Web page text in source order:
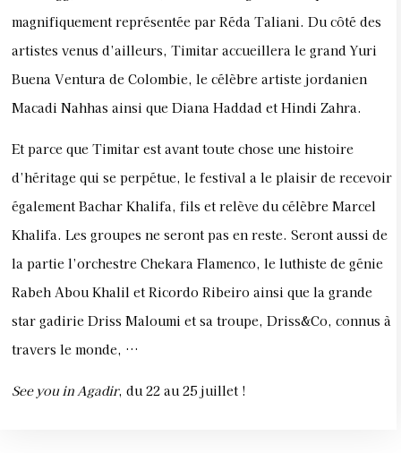
magnifiquement représentée par Réda Taliani. Du côté des
artistes venus d’ailleurs, Timitar accueillera le grand Yuri
Buena Ventura de Colombie, le célèbre artiste jordanien
Macadi Nahhas ainsi que Diana Haddad et Hindi Zahra.
Et parce que Timitar est avant toute chose une histoire
d’héritage qui se perpétue, le festival a le plaisir de recevoir
également Bachar Khalifa, fils et relève du célèbre Marcel
Khalifa. Les groupes ne seront pas en reste. Seront aussi de
la partie l’orchestre Chekara Flamenco, le luthiste de génie
Rabeh Abou Khalil et Ricordo Ribeiro ainsi que la grande
star gadirie Driss Maloumi et sa troupe, Driss&Co, connus à
travers le monde, …
See you in Agadir, du 22 au 25 juillet !